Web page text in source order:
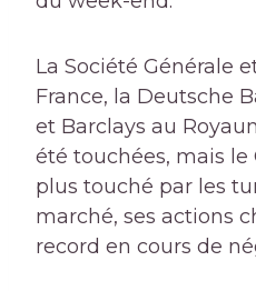
La Société Générale
France, la Deutsche
et Barclays au
été touchées, mais le
plus touché par les
marché, ses actions
record en cours de